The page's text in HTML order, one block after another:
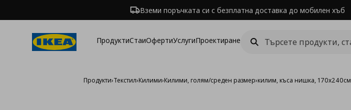
Вземи поръчката си с безплатна доставка до мобилен хъб
ПродуктиСтаиОфертиУслугиПроектиране
Продукти›Текстил›Килими›Килими, голям/среден размер›килим, къса нишка, 170x240см